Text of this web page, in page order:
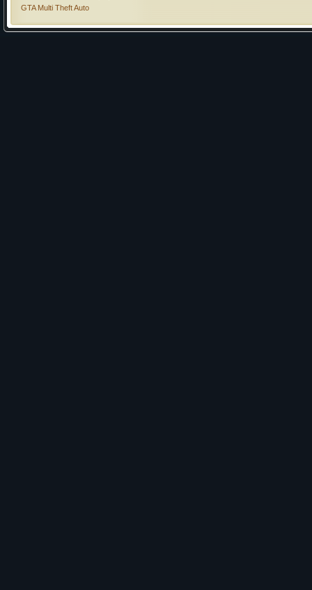
GTA Multi Theft Auto